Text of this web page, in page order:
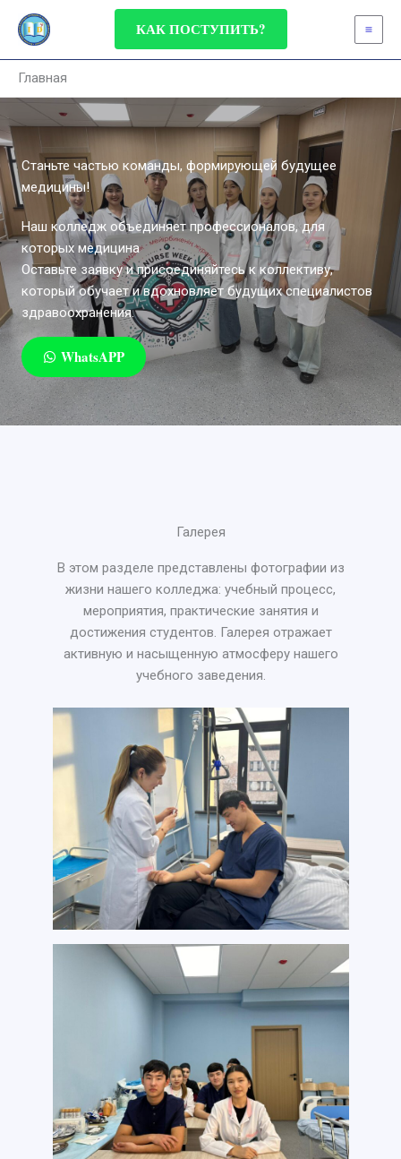
Перейти
КАК ПОСТУПИТЬ?
Главная
Станьте частью команды, формирующей будущее
медицины!
Наш колледж объединяет профессионалов, для
которых медицина
Оставьте заявку и присоединяйтесь к коллективу,
который обучает и вдохновляет будущих специалистов
здравоохранения.
WhatsAPP
Галерея
В этом разделе представлены фотографии из
жизни нашего колледжа: учебный процесс,
мероприятия, практические занятия и
достижения студентов. Галерея отражает
активную и насыщенную атмосферу нашего
учебного заведения.